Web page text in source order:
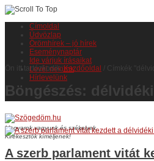
Címoldal
Üdvözlap
Örömhírek – jó hírek
Eseménynaptár
Ide várjuk írásaikat
Levél nekünk
Hírlevelünk
Magyarok vagyunk és székelyek,
Kirekesztők kíméljenek!
Ön itt tartózkodik:Kezdőoldal Címkék
Böngészés:
A szerb parlament vitát